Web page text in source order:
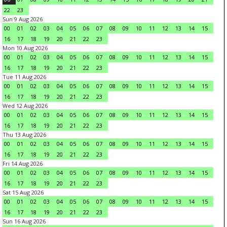
22
23
Sun 9 Aug 2026
00
01 02 03 04 05 06 07 08 09 10 11 12 13 14
15
16
17 18 19 20 21 22
23
Mon 10 Aug 2026
00
01 02 03 04 05 06 07 08 09 10 11 12 13 14
15
16
17 18 19 20 21 22
23
Tue 11 Aug 2026
00
01 02 03 04 05 06 07 08 09 10 11 12 13 14
15
16
17 18 19 20 21 22
23
Wed 12 Aug 2026
00
01 02 03 04 05 06 07 08 09 10 11 12 13 14
15
16
17 18 19 20 21 22
23
Thu 13 Aug 2026
00
01 02 03 04 05 06 07 08 09 10 11 12 13 14
15
16
17 18 19 20 21 22
23
Fri 14 Aug 2026
00
01 02 03 04 05 06 07 08 09 10 11 12 13 14
15
16
17 18 19 20 21 22
23
Sat 15 Aug 2026
00
01 02 03 04 05 06 07 08 09 10 11 12 13 14
15
16
17 18 19 20 21 22
23
Sun 16 Aug 2026